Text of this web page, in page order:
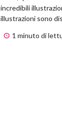
incredibili
illustrazioni sono
1 minuto di